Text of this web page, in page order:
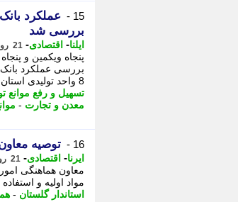
15 -
بررسی شد
ایلنا- اقتصادی- 21 روز پیش - یکشنبه 28 تیر 1405، 13:12
پنجاه ویکمین و
بررسی عملکرد
8 واحد تولیدی استان برگزار شد.
تسهیل و رفع موانع
معدن و تجارت -
16 - توصیه
ایرنا- اقتصادی- 21 روز پیش - یکشنبه 28 تیر 1405، 09:10
معاون هماهنگی
مواد اولیه و
استاندار گلستان -